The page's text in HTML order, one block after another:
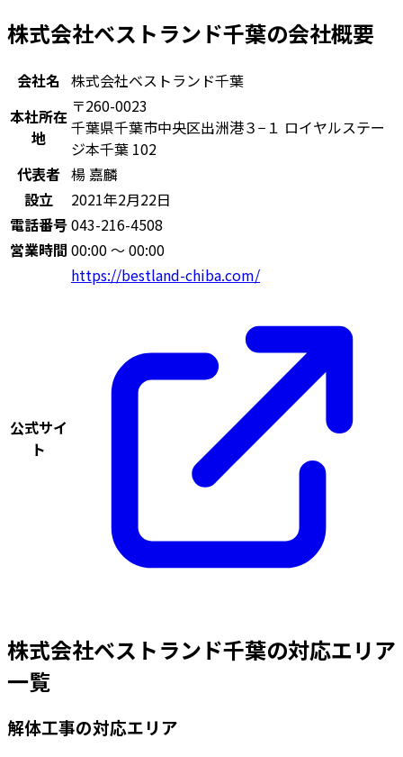
株式会社ベストランド千葉の会社概要
会社名 株式会社ベストランド千葉
本社所在
地
〒260-0023
千葉県千葉市中央区出洲港３−１ ロイヤルステー
ジ本千葉 102
代表者 楊 嘉麟
設立
2021年2月22日
電話番号043-216-4508
営業時間 00:00 〜 00:00
公式サイ
ト
https://bestland-chiba.com/
株式会社ベストランド千葉の対応エリア
一覧
解体工事の対応エリア